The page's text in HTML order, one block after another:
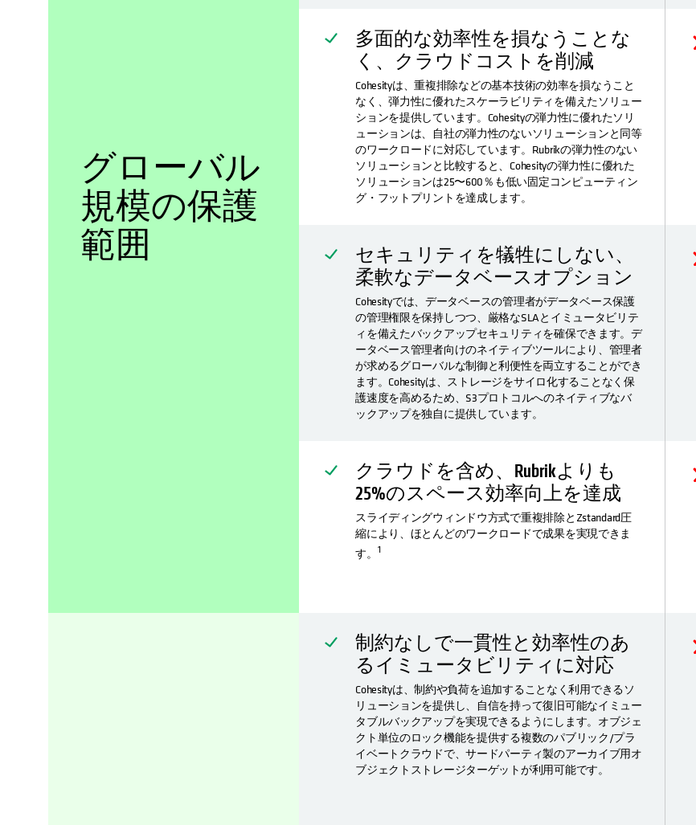
グローバル
規模の保護
範囲
多面的な効率性を損なうことな
く、クラウドコストを削減
Cohesityは、重複排除などの基本技術の効率を損なうこと
なく、弾力性に優れたスケーラビリティを備えたソリュー
ションを提供しています。Cohesityの弾力性に優れたソリ
ューションは、自社の弾力性のないソリューションと同等
のワークロードに対応しています。Rubrikの弾力性のない
ソリューションと比較すると、Cohesityの弾力性に優れた
ソリューションは25〜600％も低い固定コンピューティン
グ・フットプリントを達成します。
セキュリティを犠牲にしない、
柔軟なデータベースオプション
Cohesityでは、データベースの管理者がデータベース保護
の管理権限を保持しつつ、厳格なSLAとイミュータビリテ
ィを備えたバックアップセキュリティを確保できます。デ
ータベース管理者向けのネイティブツールにより、管理者
が求めるグローバルな制御と利便性を両立することができ
ます。Cohesityは、ストレージをサイロ化することなく保
護速度を高めるため、S3プロトコルへのネイティブなバ
ックアップを独自に提供しています。
クラウドを含め、Rubrikよりも
25%のスペース効率向上を達成
スライディングウィンドウ方式で重複排除とZstandard圧
縮により、ほとんどのワークロードで成果を実現できま
す。
1
制約なしで一貫性と効率性のあ
るイミュータビリティに対応
Cohesityは、制約や負荷を追加することなく利用できるソ
リューションを提供し、自信を持って復旧可能なイミュー
タブルバックアップを実現できるようにします。オブジェ
クト単位のロック機能を提供する複数のパブリック/プラ
イベートクラウドで、サードパーティ製のアーカイブ用オ
ブジェクトストレージターゲットが利用可能です。